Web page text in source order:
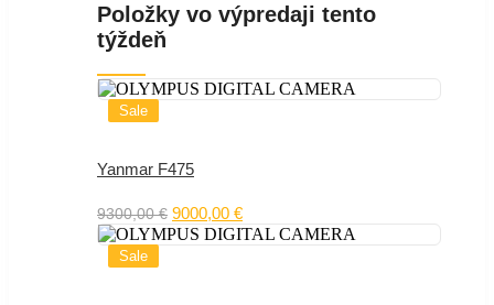
Položky vo výpredaji tento
týždeň
Sale
Yanmar F475
9300,00€ Original
price
9000,00 €Current
price
Sale